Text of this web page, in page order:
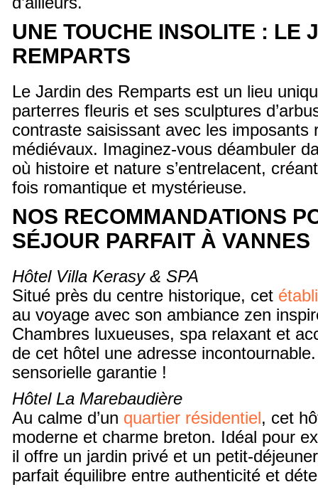
UNE TOUCHE INSOLITE : LE
REMPARTS
Le Jardin des Remparts est un lieu
parterres fleuris et ses sculptures
contraste saisissant avec les imposants
médiévaux. Imaginez-vous déambuler
où histoire et nature s’entrelacent,
fois romantique et mystérieuse.
NOS RECOMMANDATIONS
SÉJOUR PARFAIT À VANNES
Hôtel Villa Kerasy & SPA
Situé près du centre historique, cet
au voyage avec son ambiance zen
Chambres luxueuses, spa relaxant et
de cet hôtel une adresse
sensorielle garantie !
Hôtel La Marebaudière
Au calme d’un quartier résidentiel, cet
moderne et charme breton. Idéal pour
il offre un jardin privé et un petit-
parfait équilibre entre authenticité et